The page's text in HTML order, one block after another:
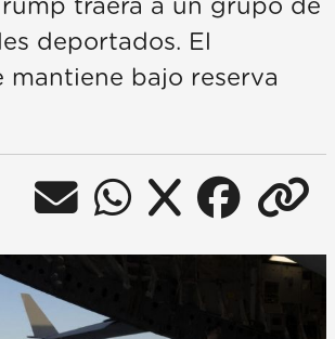
traerá a un grupo de
deportados. El
mantiene bajo reserva